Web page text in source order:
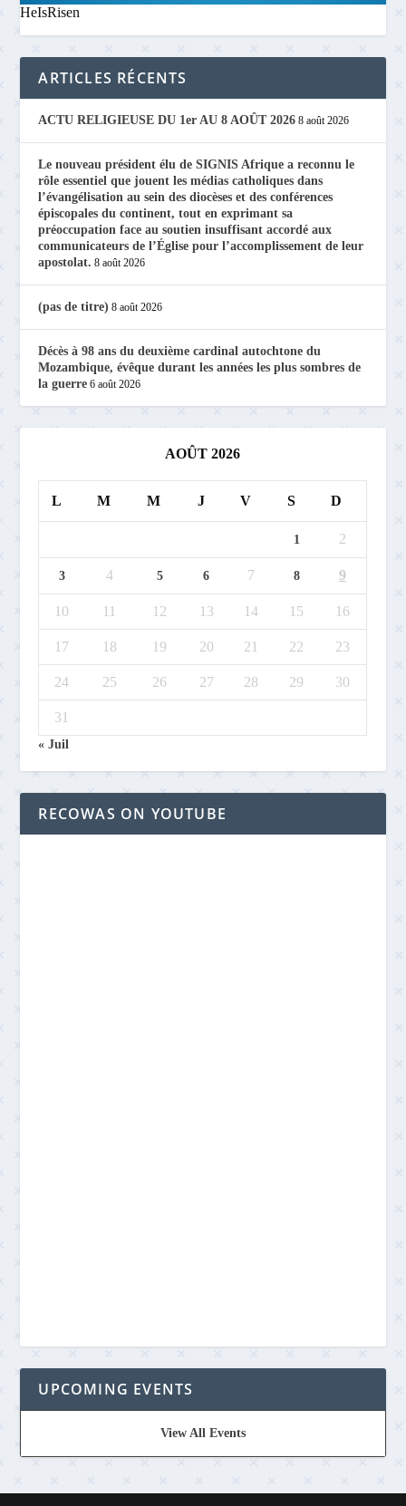
HeIsRisen
ARTICLES RÉCENTS
ACTU RELIGIEUSE DU 1er AU 8 AOÛT 2026 8 août 2026
Le nouveau président élu de SIGNIS Afrique a reconnu le
rôle essentiel que jouent les médias catholiques dans
l’évangélisation au sein des diocèses et des conférences
épiscopales du continent, tout en exprimant sa
préoccupation face au soutien insuffisant accordé aux
communicateurs de l’Église pour l’accomplissement de leur
apostolat. 8 août 2026
(pas de titre) 8 août 2026
Décès à 98 ans du deuxième cardinal autochtone du
Mozambique, évêque durant les années les plus sombres de
la guerre 6 août 2026
AOÛT 2026
L M M J V S D
1 2
3 4 5 6 7 8 9
10 11 12 13 14 15 16
17 18 19 20 21 22 23
24 25 26 27 28 29 30
31
« Juil
RECOWAS ON YOUTUBE
UPCOMING EVENTS
View All Events